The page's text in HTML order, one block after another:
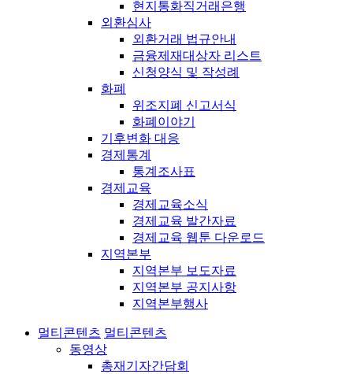
현지통화직거래은행
외환심사
외환거래 법규안내
금융제재대상자 리스트
신청양식 및 작성례
화폐
위조지폐 신고서식
화폐이야기
기후변화 대응
경제통계
통계조사표
경제교육
경제교육소식
경제교육 발간자료
경제교육 웹툰 다운로드
지역본부
지역본부 보도자료
지역본부 공지사항
지역본부행사
멀티콘텐츠 멀티콘텐츠
동영상
총재기자간담회